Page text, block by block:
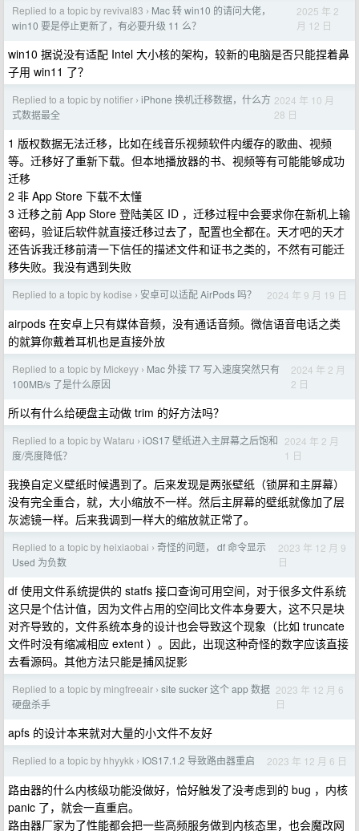
Replied to a topic by revival83 › Mac 转 win10 的请问大佬，
win10 要是停止更新了，有必要升级 11 么？
2025 年 2
月 12 日
win10 据说没有适配 Intel 大小核的架构，较新的电脑是否只能捏着鼻
子用 win11 了？
Replied to a topic by notifier › iPhone 换机迁移数据，什么方
式数据最全
2024 年 10 月
28 日
1 版权数据无法迁移，比如在线音乐视频软件内缓存的歌曲、视频
等。迁移好了重新下载。但本地播放器的书、视频等有可能能够成功
迁移
2 非 App Store 下载不太懂
3 迁移之前 App Store 登陆美区 ID ，迁移过程中会要求你在新机上输
密码，验证后软件就直接迁移过去了，配置也全都在。天才吧的天才
还告诉我迁移前清一下信任的描述文件和证书之类的，不然有可能迁
移失败。我没有遇到失败
Replied to a topic by kodise › 安卓可以适配 AirPods 吗？ 2024 年 9 月 19 日
airpods 在安卓上只有媒体音频，没有通话音频。微信语音电话之类
的就算你戴着耳机也是直接外放
Replied to a topic by Mickeyy › Mac 外接 T7 写入速度突然只有
100MB/s 了是什么原因
2024 年 2 月
2 日
所以有什么给硬盘主动做 trim 的好方法吗？
Replied to a topic by Wataru › iOS17 壁纸进入主屏幕之后饱和
度/亮度降低？
2024 年 2 月
1 日
我换自定义壁纸时候遇到了。后来发现是两张壁纸（锁屏和主屏幕）
没有完全重合，就，大小缩放不一样。然后主屏幕的壁纸就像加了层
灰滤镜一样。后来我调到一样大的缩放就正常了。
Replied to a topic by heixiaobai › 奇怪的问题， df 命令显示
Used 为负数
2023 年 12 月 9
日
df 使用文件系统提供的 statfs 接口查询可用空间，对于很多文件系统
这只是个估计值，因为文件占用的空间比文件本身要大，这不只是块
对齐导致的，文件系统本身的设计也会导致这个现象（比如 truncate
文件时没有缩减相应 extent ）。因此，出现这种奇怪的数字应该直接
去看源码。其他方法只能是捕风捉影
Replied to a topic by mingfreeair › site sucker 这个 app 数据
硬盘杀手
2023 年 12 月 6
日
apfs 的设计本来就对大量的小文件不友好
Replied to a topic by hhyykk › IOS17.1.2 导致路由器重启 2023 年 12 月 6 日
路由器的什么内核级功能没做好，恰好触发了没考虑到的 bug ，内核
panic 了，就会一直重启。
路由器厂家为了性能都会把一些高频服务做到内核态里，也会魔改网